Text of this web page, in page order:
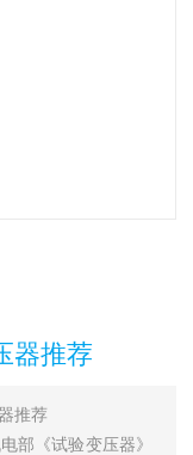
器推荐
推荐
部《试验变压器》